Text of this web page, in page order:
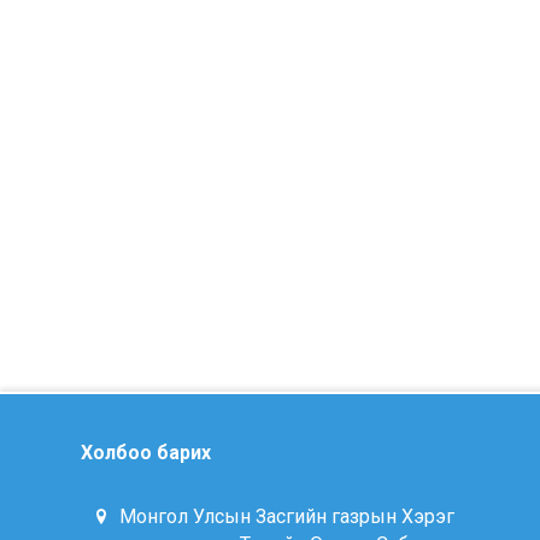
Холбоо барих
Монгол Улсын Засгийн газрын Хэрэг